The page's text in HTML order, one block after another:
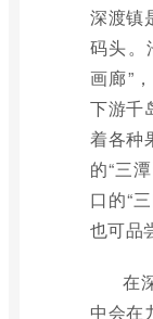
深渡镇
码头。
画廊”
下游千
着各种
的“三
口的“
也可品
在
中会在